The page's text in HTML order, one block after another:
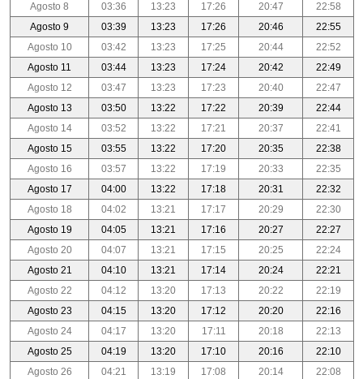
Agosto 8
03:36 13:23 17:26 20:47
22:58
Agosto 9
03:39 13:23 17:26 20:46
22:55
Agosto 10
03:42 13:23 17:25 20:44
22:52
Agosto 11
03:44 13:23 17:24 20:42
22:49
Agosto 12
03:47 13:23 17:23 20:40
22:47
Agosto 13
03:50 13:22 17:22 20:39
22:44
Agosto 14
03:52 13:22 17:21 20:37
22:41
Agosto 15
03:55 13:22 17:20 20:35
22:38
Agosto 16
03:57 13:22 17:19 20:33
22:35
Agosto 17
04:00 13:22 17:18 20:31
22:32
Agosto 18
04:02 13:21 17:17 20:29
22:30
Agosto 19
04:05 13:21 17:16 20:27
22:27
Agosto 20
04:07 13:21 17:15 20:25
22:24
Agosto 21
04:10 13:21 17:14 20:24
22:21
Agosto 22
04:12 13:20 17:13 20:22
22:19
Agosto 23
04:15 13:20 17:12 20:20
22:16
Agosto 24
04:17 13:20 17:11 20:18
22:13
Agosto 25
04:19 13:20 17:10 20:16
22:10
Agosto 26
04:21 13:19 17:08 20:14
22:08